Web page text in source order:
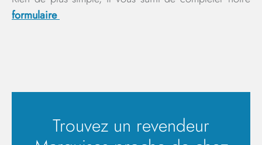
formulaire
Trouvez un revendeur